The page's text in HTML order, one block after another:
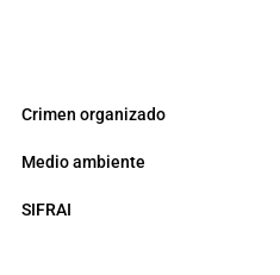
Crimen organizado
Medio ambiente
SIFRAI